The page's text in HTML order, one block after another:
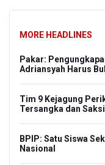
MORE HEADLINES
Pakar:
Adriansyah Harus
Tim 9 Kejagung
Tersangka dan
BPIP: Satu Siswa
Nasional